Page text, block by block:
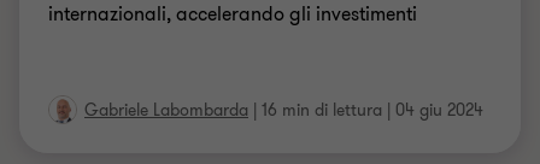
internazionali, accelerando gli investimenti
Gabriele Labombarda | 16 min di lettura | 04 giu 2024